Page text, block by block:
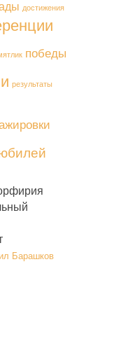
достижения
победы
результаты
Барашков